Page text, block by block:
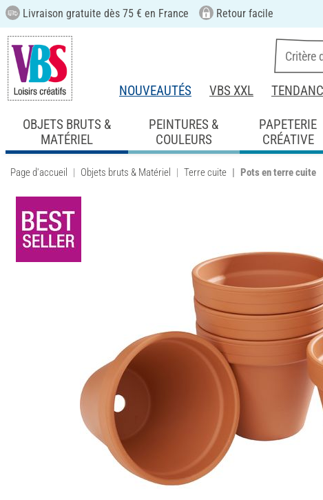
Livraison gratuite dès 75 € en France Retour facile
NOUVEAUTÉS VBS XXL
OBJETS BRUTS &
MATÉRIEL
PEINTURES &
COULEURS
PAPETERIE
CRÉATIVE
Page d'accueil Objets bruts & Matériel Terre cuite Pots en terre cuite